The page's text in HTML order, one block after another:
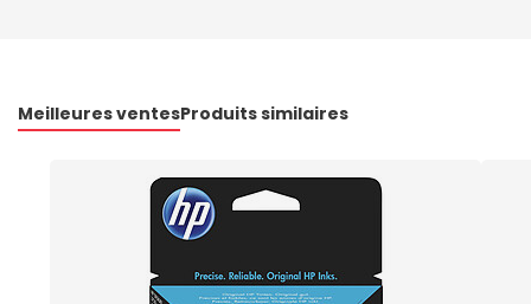
Meilleures ventesProduits similaires